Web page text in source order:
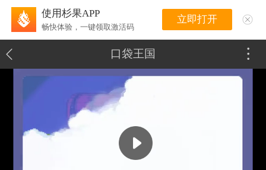
使用杉果APP
畅快体验，一键领取激活码
立即打开
口袋王国